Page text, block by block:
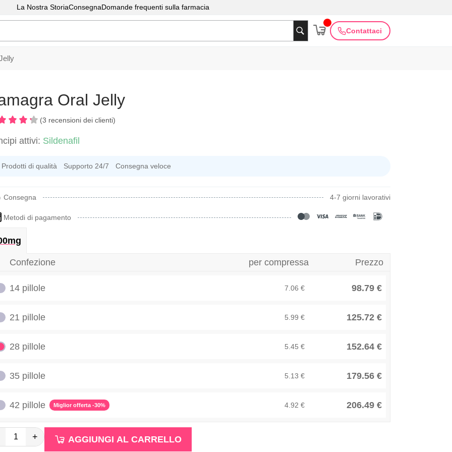
La Nostra StoriaConsegnaDomande frequenti sulla farmacia
Contattaci
Oral Jelly
(3 recensioni dei clienti)
attivi: Sildenafil
Prodotti di qualità Supporto 24/7 Consegna veloce
Consegna 4-7 giorni lavorativi
Metodi di pagamento
Confezione per compressa Prezzo
14 pillole 7.06 € 98.79 €
21 pillole 5.99 € 125.72 €
28 pillole 5.45 € 152.64 €
35 pillole 5.13 € 179.56 €
42 pillole Miglior offerta -30% 4.92 € 206.49 €
+ AGGIUNGI AL CARRELLO